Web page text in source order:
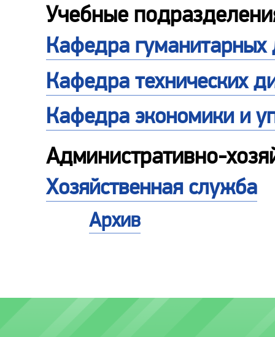
Учебные
Кафедра гуманитарных
Кафедра технических
Кафедра экономики и
Административно-
Хозяйственная служба
Архив